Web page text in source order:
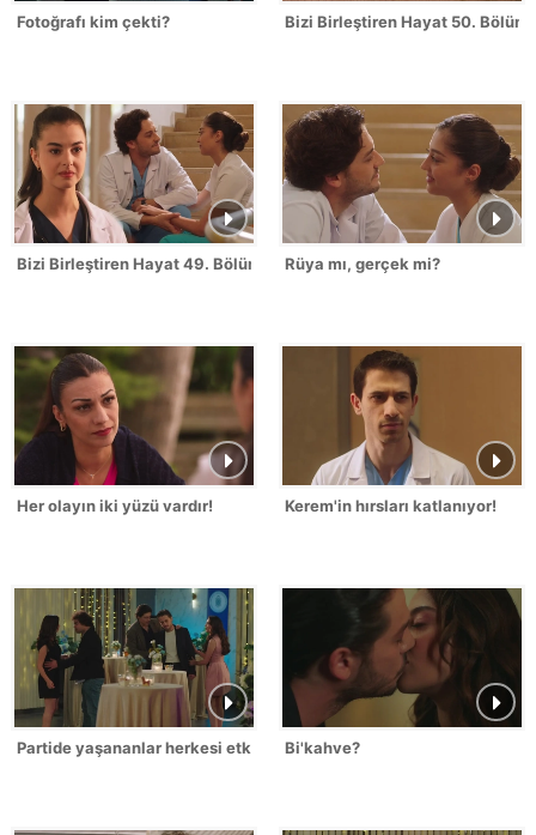
Fotoğrafı kim çekti? Bizi Birleştiren Hayat 50. Bölüm
Bizi Birleştiren Hayat 49. Bölüm Rüya mı, gerçek mi?
Her olayın iki yüzü vardır! Kerem'in hırsları katlanıyor!
Partide yaşananlar herkesi etkiliyor!Bi'kahve?